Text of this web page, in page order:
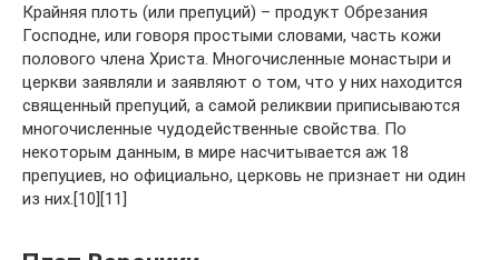
Крайняя плоть (или препуций) – продукт Обрезания
Господне, или говоря простыми словами, часть кожи
полового члена Христа. Многочисленные монастыри и
церкви заявляли и заявляют о том, что у них находится
священный препуций, а самой реликвии приписываются
многочисленные чудодейственные свойства. По
некоторым данным, в мире насчитывается аж 18
препуциев, но официально, церковь не признает ни один
из них.[10][11]